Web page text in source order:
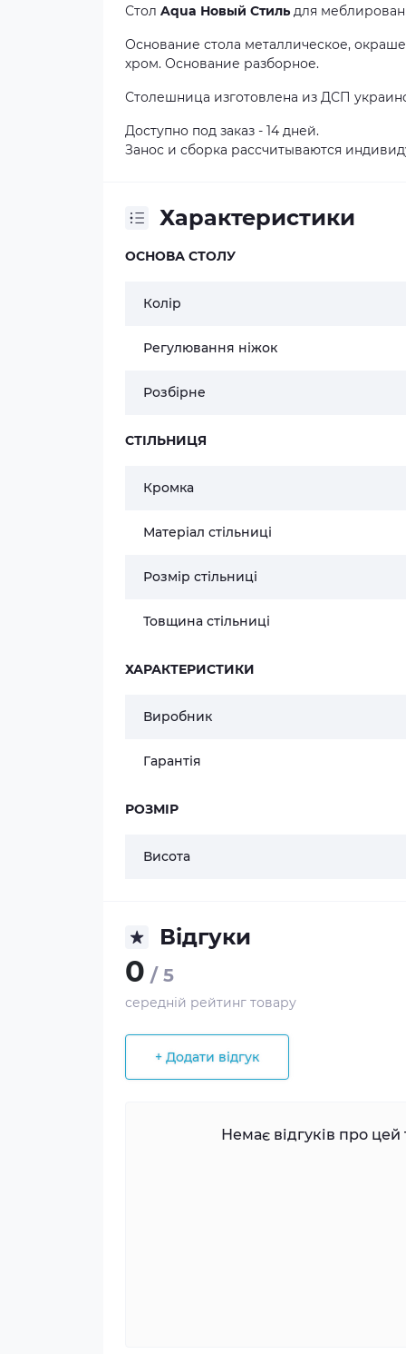
Стол Aqua Новый Стиль для
Основание стола металлическое,
хром. Основание разборное.
Столешница изготовлена из ДСП
Доступно под заказ - 14 дней.
Занос и сборка рассчитываются
Характеристики
ОСНОВА СТОЛУ
Колір
Регулювання ніжок
Розбірне
СТІЛЬНИЦЯ
Кромка
Матеріал стільниці
Розмір стільниці
Товщина стільниці
ХАРАКТЕРИСТИКИ
Виробник
Гарантія
РОЗМІР
Висота
Відгуки
0 / 5
середній рейтинг товару
+ Додати відгук
Немає відгуків про